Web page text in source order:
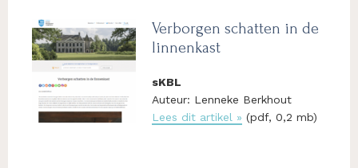
Damast
Verborgen schatten in de
linnenkast
sKBL
Auteur: Lenneke Berkhout
Lees dit artikel » (pdf, 0,2 mb)